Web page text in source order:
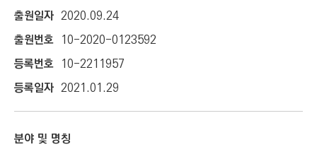
2020.09.24
10-2020-0123592
10-2211957
2021.01.29